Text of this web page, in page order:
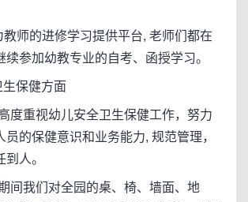
师的进修学习提供平台, 老师们都在
续参加幼教专业的自考、函授学习。
保健方面
重视幼儿安全卫生保健工作，努力
员的保健意识和业务能力, 规范管理，
人。
我们对全园的桌、椅、墙面、地